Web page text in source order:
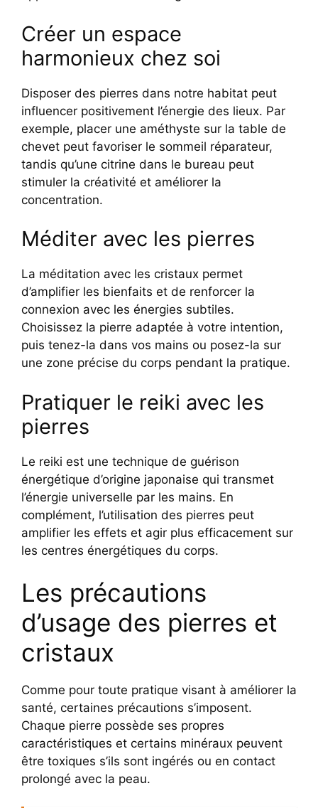
Créer un espace
harmonieux chez soi
Disposer des pierres dans notre habitat peut
influencer positivement l’énergie des lieux. Par
exemple, placer une améthyste sur la table de
chevet peut favoriser le sommeil réparateur,
tandis qu’une citrine dans le bureau peut
stimuler la créativité et améliorer la
concentration.
Méditer avec les pierres
La méditation avec les cristaux permet
d’amplifier les bienfaits et de renforcer la
connexion avec les énergies subtiles.
Choisissez la pierre adaptée à votre intention,
puis tenez-la dans vos mains ou posez-la sur
une zone précise du corps pendant la pratique.
Pratiquer le reiki avec les
pierres
Le reiki est une technique de guérison
énergétique d’origine japonaise qui transmet
l’énergie universelle par les mains. En
complément, l’utilisation des pierres peut
amplifier les effets et agir plus efficacement sur
les centres énergétiques du corps.
Les précautions
d’usage des pierres et
cristaux
Comme pour toute pratique visant à améliorer la
santé, certaines précautions s’imposent.
Chaque pierre possède ses propres
caractéristiques et certains minéraux peuvent
être toxiques s’ils sont ingérés ou en contact
prolongé avec la peau.